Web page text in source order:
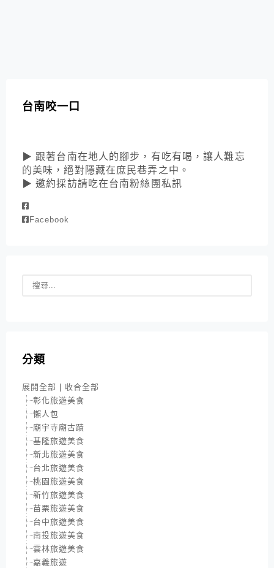
台南咬一口
▶ 跟著台南在地人的腳步，有吃有喝，讓人難忘
的美味，絕對隱藏在庶民巷弄之中。
▶ 邀約採訪請吃在台南粉絲團私訊
Facebook
分類
展開全部 | 收合全部
彰化旅遊美食
懶人包
廟宇寺廟古蹟
基隆旅遊美食
新北旅遊美食
台北旅遊美食
桃園旅遊美食
新竹旅遊美食
苗栗旅遊美食
台中旅遊美食
南投旅遊美食
雲林旅遊美食
嘉義旅遊